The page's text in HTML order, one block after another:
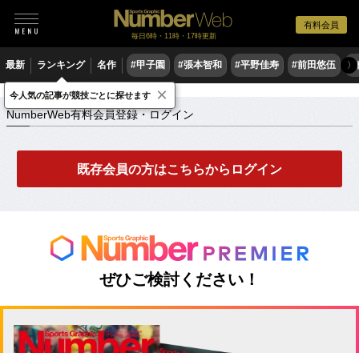
有料会員
毎日6時・11時・17時更新
最新 ランキング 名作 #甲子園 #張本智和 #平野佳寿 #前田悠伍 #
〉
NumberWeb有料会員登録・ログイン
NumberWeb有料会員登録・ログイン
既存会員の方はこちらからログイン
ぜひご検討ください！
今人気の記事が競技ごとに探せます ×